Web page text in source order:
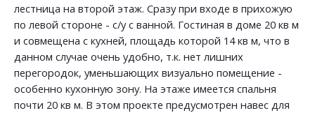
лестница на второй этаж. Сразу при входе в прихожую
по левой стороне - с/у с ванной. Гостиная в доме 20 кв м
и совмещена с кухней, площадь которой 14 кв м, что в
данном случае очень удобно, т.к. нет лишних
перегородок, уменьшающих визуально помещение -
особенно кухонную зону. На этаже имеется спальня
почти 20 кв м. В этом проекте предусмотрен навес для